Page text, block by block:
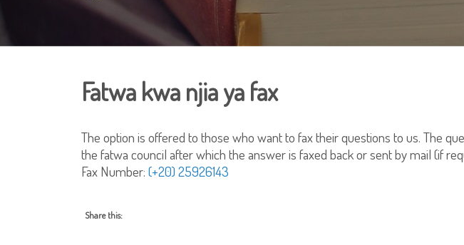
Fatwa kwa njia ya fax
The option is offered to those who want to fax their questions to us. The
the fatwa council after which the answer is faxed back or sent by mail (if
Fax Number: (+20) 25926143
Share this: